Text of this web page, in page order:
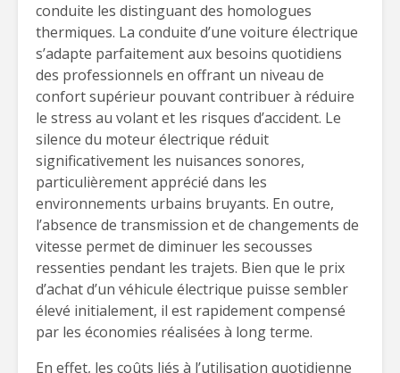
conduite les distinguant des homologues
thermiques. La conduite d’une voiture électrique
s’adapte parfaitement aux besoins quotidiens
des professionnels en offrant un niveau de
confort supérieur pouvant contribuer à réduire
le stress au volant et les risques d’accident. Le
silence du moteur électrique réduit
significativement les nuisances sonores,
particulièrement apprécié dans les
environnements urbains bruyants. En outre,
l’absence de transmission et de changements de
vitesse permet de diminuer les secousses
ressenties pendant les trajets. Bien que le prix
d’achat d’un véhicule électrique puisse sembler
élevé initialement, il est rapidement compensé
par les économies réalisées à long terme.
En effet, les coûts liés à l’utilisation quotidienne